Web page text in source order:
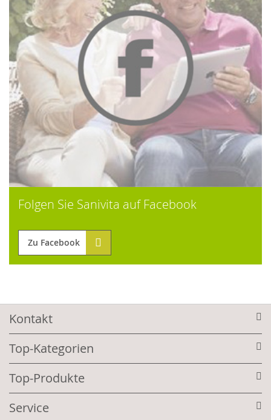
Folgen Sie Sanivita auf Facebook
Zu Facebook
Kontakt
Top-Kategorien
Top-Produkte
Service